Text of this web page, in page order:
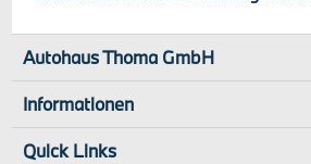
Autohaus Thoma GmbH
Informationen
Quick Links